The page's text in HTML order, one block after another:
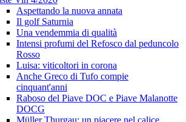
Aspettando la nuova annata
Il golf Saturnia
Una vendemmia di qualità
Intensi profumi del Refosco dal peduncolo
Rosso
Luisa: viticoltori in corona
Anche Greco di Tufo compie
cinquant'anni
Raboso del Piave DOC e Piave Malanotte
DOCG
Müller Thurgau: un piacere nel calice